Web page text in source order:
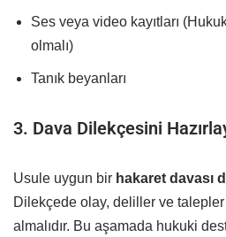
Ses veya video kayıtları
olmalı)
Tanık beyanları
3. Dava Dilekçesini
Usule uygun bir hakaret davası
Dilekçede olay, deliller ve
almalıdır. Bu aşamada hukuki